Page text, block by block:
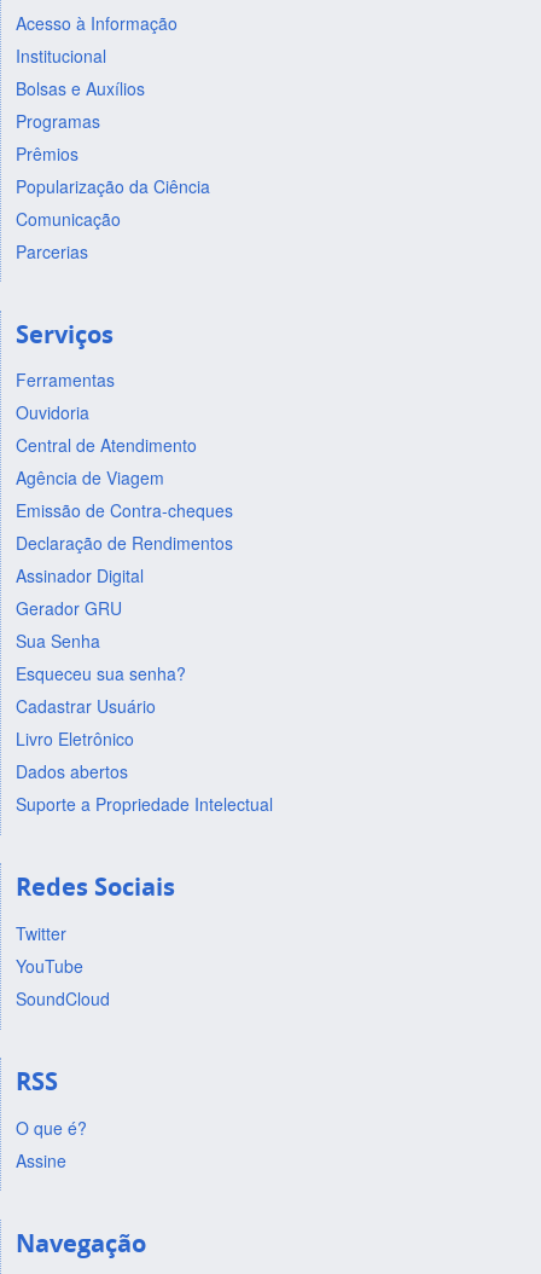
Acesso à Informação
Institucional
Bolsas e Auxílios
Programas
Prêmios
Popularização da Ciência
Comunicação
Parcerias
Serviços
Ferramentas
Ouvidoria
Central de Atendimento
Agência de Viagem
Emissão de Contra-cheques
Declaração de Rendimentos
Assinador Digital
Gerador GRU
Sua Senha
Esqueceu sua senha?
Cadastrar Usuário
Livro Eletrônico
Dados abertos
Suporte a Propriedade Intelectual
Redes Sociais
Twitter
YouTube
SoundCloud
RSS
O que é?
Assine
Navegação